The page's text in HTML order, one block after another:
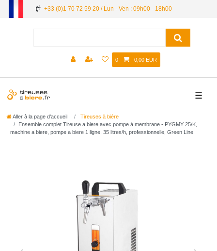
+33 (0)1 70 72 59 20 / Lun - Ven : 09h00 - 18h00
0 0,00 EUR
☰
Aller à la page d’accueil
Tireuses à bière
Ensemble complet Tireuse a biere avec pompe à membrane - PYGMY 25/K,
machine a biere, pompe a biere 1 ligne, 35 litres/h, professionnelle, Green Line